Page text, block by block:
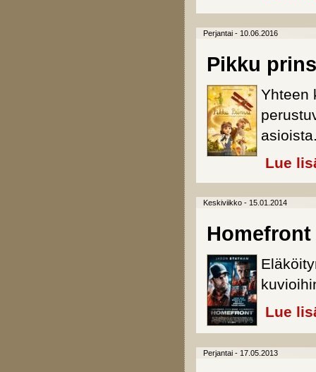
Perjantai - 10.06.2016
Pikku
Yhteen
Lue
Keskiviikko - 15.01.2014
Homefront
Lue
Perjantai - 17.05.2013